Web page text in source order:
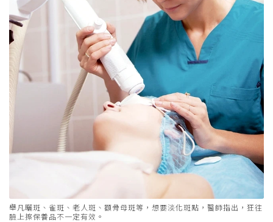
舉凡曬斑、雀斑、老人斑、顴骨母斑等，想要淡化斑點，醫師指出，狂往
臉上擦保養品不一定有效。